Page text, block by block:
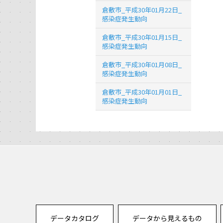
倉敷市_平成30年01月22日_
感染症発生動向
倉敷市_平成30年01月15日_
感染症発生動向
倉敷市_平成30年01月08日_
感染症発生動向
倉敷市_平成30年01月01日_
感染症発生動向
データカタログ データから見えるもの